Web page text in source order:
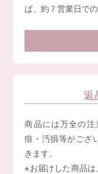
ば、約７営業日で
返
商品には万全の
痕・汚損等がござ
きます。
※お届けした商品